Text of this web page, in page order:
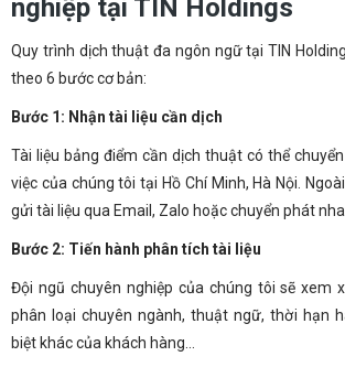
nghiệp tại TIN Holdings
Quy trình dịch thuật đa ngôn ngữ tại TIN
theo 6 bước cơ bản:
Bước 1: Nhận tài liệu cần dịch
Tài liệu bảng điểm cần dịch thuật có thể
việc của chúng tôi tại Hồ Chí Minh, Hà Nội.
gửi tài liệu qua Email, Zalo hoặc chuyển phát
Bước 2: Tiến hành phân tích tài liệu
Đội ngũ chuyên nghiệp của chúng tôi sẽ xem
phân loại chuyên ngành, thuật ngữ, thời hạn
biệt khác của khách hàng…